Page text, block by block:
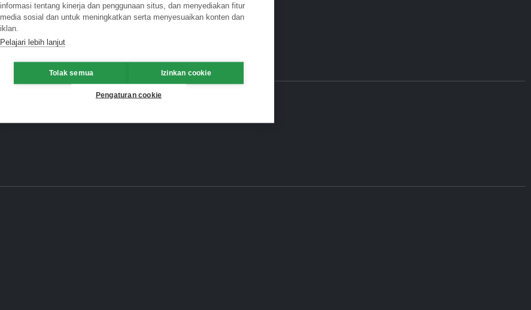
informasi tentang kinerja dan penggunaan situs, dan menyediakan fitur
media sosial dan untuk meningkatkan serta menyesuaikan konten dan
iklan.
Pelajari lebih lanjut
Tolak semua Izinkan cookie
Pengaturan cookie